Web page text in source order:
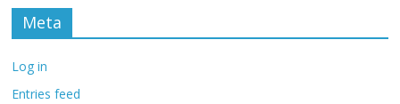
Meta
Log in
Entries feed